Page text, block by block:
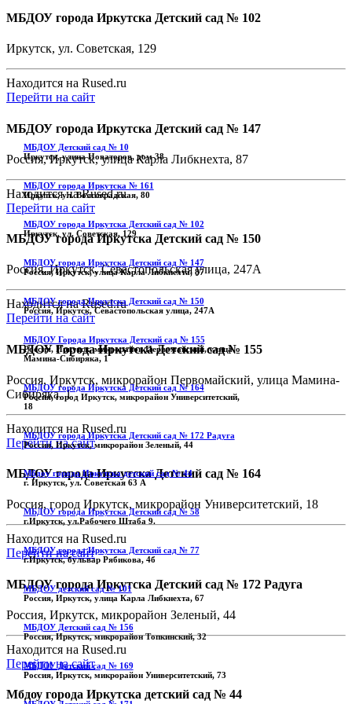
МБДОУ города Иркутска Детский сад № 102
Иркутск, ул. Советская, 129
Находится на Rused.ru
Перейти на сайт
МБДОУ города Иркутска Детский сад № 147
Россия, Иркутск, улица Карла Либкнехта, 87
Находится на Rused.ru
Перейти на сайт
МБДОУ города Иркутска Детский сад № 150
Россия, Иркутск, Севастопольская улица, 247А
Находится на Rused.ru
Перейти на сайт
МБДОУ Города Иркутска Детский сад № 155
Россия, Иркутск, микрорайон Первомайский, улица Мамина-
Сибиряка, 1
Находится на Rused.ru
Перейти на сайт
МБДОУ города Иркутска Детский сад № 164
Россия, город Иркутск, микрорайон Университетский, 18
Находится на Rused.ru
Перейти на сайт
МБДОУ города Иркутска Детский сад № 172 Радуга
Россия, Иркутск, микрорайон Зеленый, 44
Находится на Rused.ru
Перейти на сайт
Мбдоу города Иркутска детский сад № 44
МБДОУ Детский сад № 10
Иркутск, улица Новаторов, дом 38
МБДОУ города Иркутска № 161
Иркутск, ул. Волгоградская, 80
МБДОУ города Иркутска Детский сад № 102
Иркутск, ул. Советская, 129
МБДОУ города Иркутска Детский сад № 147
Россия, Иркутск, улица Карла Либкнехта, 87
МБДОУ города Иркутска Детский сад № 150
Россия, Иркутск, Севастопольская улица, 247А
МБДОУ Города Иркутска Детский сад № 155
Россия, Иркутск, микрорайон Первомайский, улица
Мамина-Сибиряка, 1
МБДОУ города Иркутска Детский сад № 164
Россия, город Иркутск, микрорайон Университетский,
18
МБДОУ города Иркутска Детский сад № 172 Радуга
Россия, Иркутск, микрорайон Зеленый, 44
Мбдоу города Иркутска детский сад № 44
г. Иркутск, ул. Советская 63 А
МБДОУ города Иркутска Детский сад № 58
г.Иркутск, ул.Рабочего Штаба 9.
МБДОУ города Иркутска Детский сад № 77
г.Иркутск, бульвар Рябикова, 4б
МБДОУ детский сад № 101
Россия, Иркутск, улица Карла Либкнехта, 67
МБДОУ Детский сад № 156
Россия, Иркутск, микрорайон Топкинский, 32
МБДОУ Детский сад № 169
Россия, Иркутск, микрорайон Университетский, 73